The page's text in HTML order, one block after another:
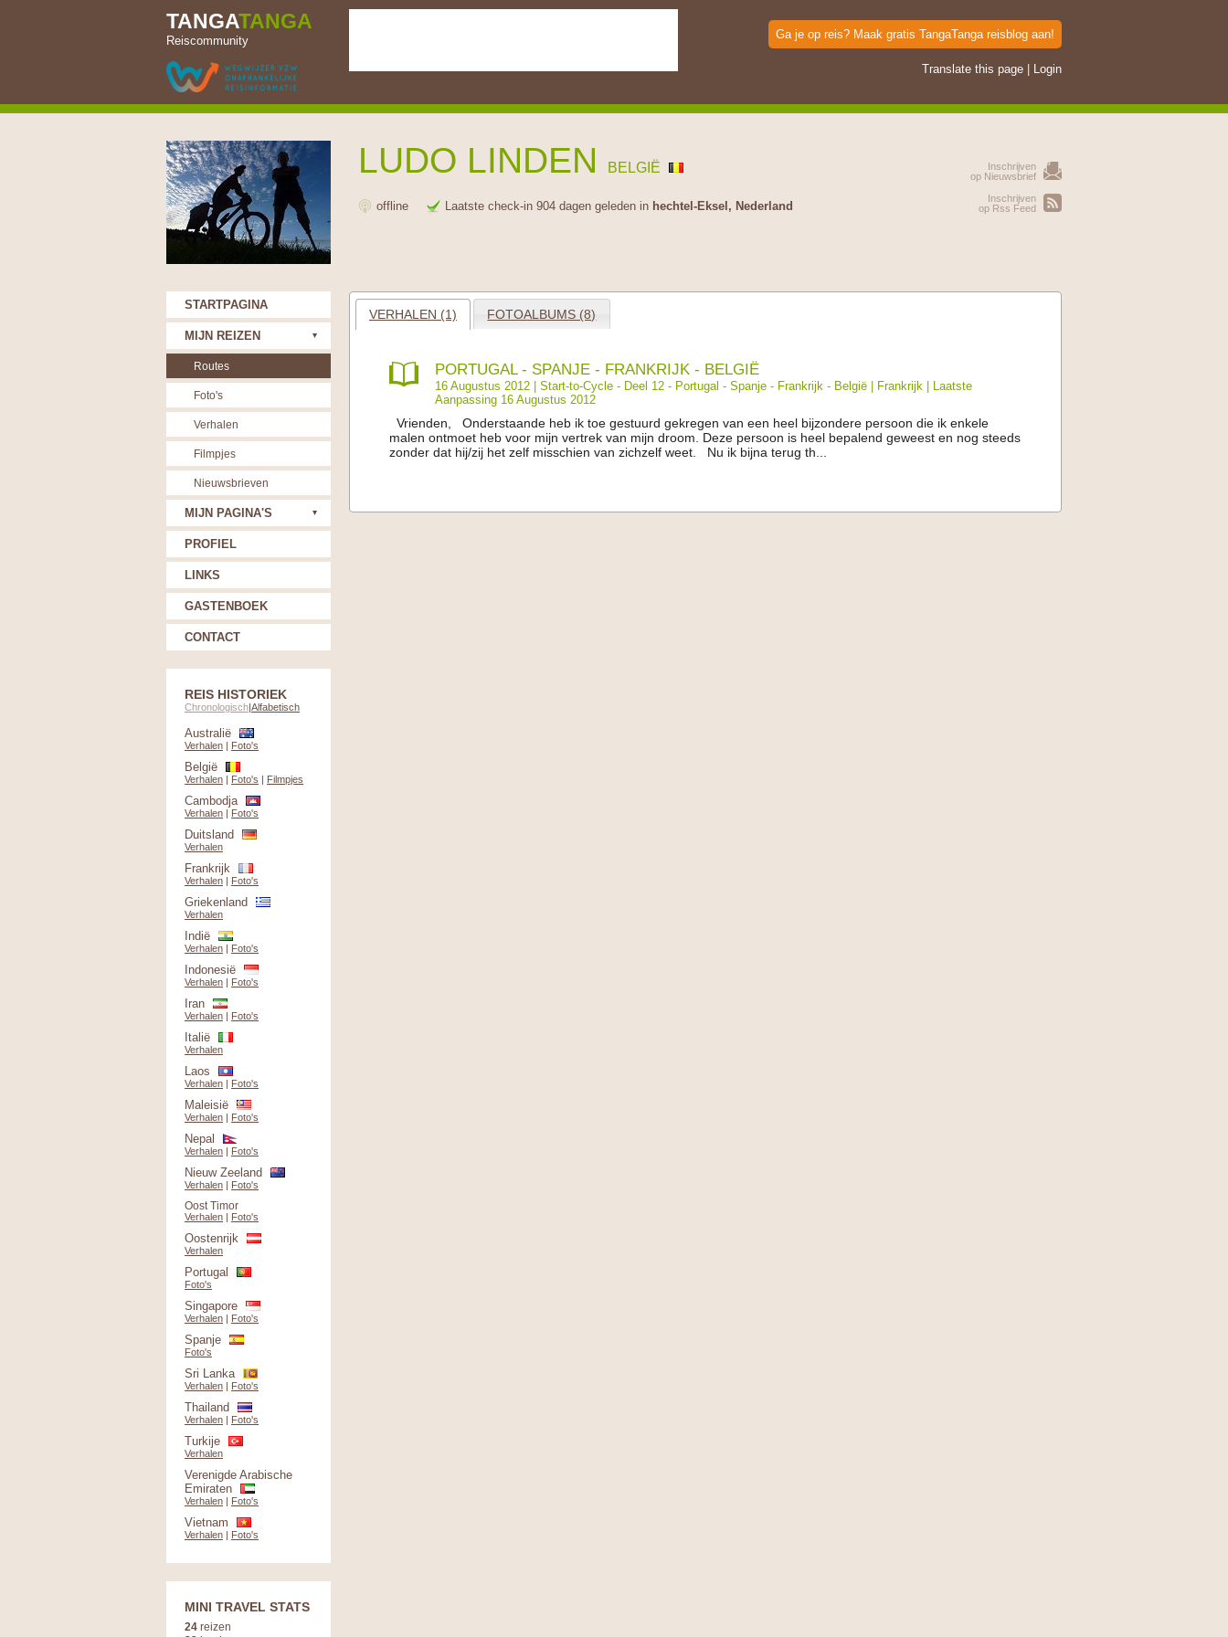
TANGATANGA
Reiscommunity Ga je op reis? Maak gratis TangaTanga reisblog aan!
Translate this page Login
LUDO LINDEN BELGIË
offline Laatste check-in 904 dagen geleden in hechtel-Eksel, Nederland
Inschrijven
op Nieuwsbrief
Inschrijven
op Rss Feed
VERHALEN (1) FOTOALBUMS (8)
PORTUGAL - SPANJE - FRANKRIJK - BELGIË
16 Augustus 2012 | Start-to-Cycle - Deel 12 - Portugal - Spanje - Frankrijk - België| Frankrijk| Laatste
Aanpassing 16 Augustus 2012
Vrienden, Onderstaande heb ik toe gestuurd gekregen van een heel bijzondere persoon die ik enkele
malen ontmoet heb voor mijn vertrek van mijn droom. Deze persoon is heel bepalend geweest en nog steeds
zonder dat hij/zij het zelf misschien van zichzelf weet. Nu ik bijna terug th...
STARTPAGINA
MIJN REIZEN
Routes
Foto's
Verhalen
Filmpjes
Nieuwsbrieven
MIJN PAGINA'S
PROFIEL
LINKS
GASTENBOEK
CONTACT
REIS HISTORIEK
Chronologisch|Alfabetisch
Australië
Verhalen | Foto's
België
Verhalen | Foto's | Filmpjes
Cambodja
Verhalen | Foto's
Duitsland
Verhalen
Frankrijk
Verhalen | Foto's
Griekenland
Verhalen
Indië
Verhalen | Foto's
Indonesië
Verhalen | Foto's
Iran
Verhalen | Foto's
Italië
Verhalen
Laos
Verhalen | Foto's
Maleisië
Verhalen | Foto's
Nepal
Verhalen | Foto's
Nieuw Zeeland
Verhalen | Foto's
Oost Timor
Verhalen | Foto's
Oostenrijk
Verhalen
Portugal
Foto's
Singapore
Verhalen | Foto's
Spanje
Foto's
Sri Lanka
Verhalen | Foto's
Thailand
Verhalen | Foto's
Turkije
Verhalen
Verenigde Arabische
Emiraten
Verhalen | Foto's
Vietnam
Verhalen | Foto's
MINI TRAVEL STATS
24 reizen